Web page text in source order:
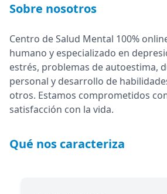
Sobre nosotros
Centro de Salud Mental 100%
humano y especializado en
estrés, problemas de autoestima,
personal y desarrollo de
otros. Estamos comprometidos
satisfacción con la vida.
Qué nos caracteriza